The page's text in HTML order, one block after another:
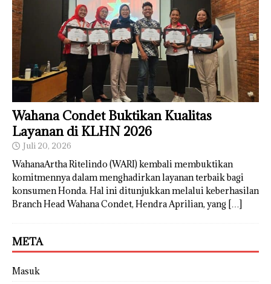
Wahana Condet Buktikan Kualitas
Layanan di KLHN 2026
Juli 20, 2026
WahanaArtha Ritelindo (WARI) kembali membuktikan
komitmennya dalam menghadirkan layanan terbaik bagi
konsumen Honda. Hal ini ditunjukkan melalui keberhasilan
Branch Head Wahana Condet, Hendra Aprilian, yang […]
META
Masuk